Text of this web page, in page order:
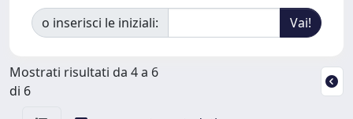
o inserisci le iniziali:
Mostrati risultati da 4 a 6
di 6